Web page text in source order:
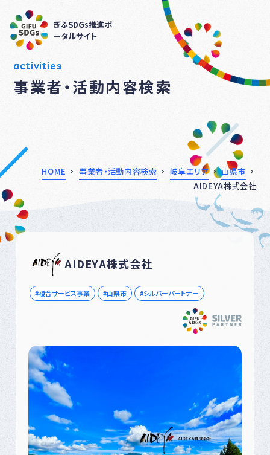
ぎふSDGs推進ポ
ータルサイト
activities
事業者・活動内容検索
HOME 事業者・活動内容検索 岐阜エリア
山県市
AIDEYA株式会社
AIDEYA株式会社
複合サービス事業 山県市 シルバーパートナー